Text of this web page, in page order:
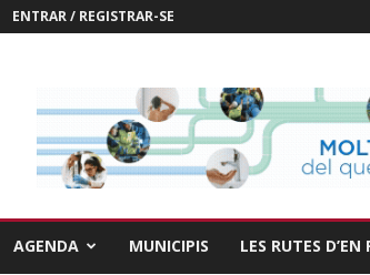
ENTRAR / REGISTRAR-SE
AGENDA MUNICIPIS LES RUTES D’EN